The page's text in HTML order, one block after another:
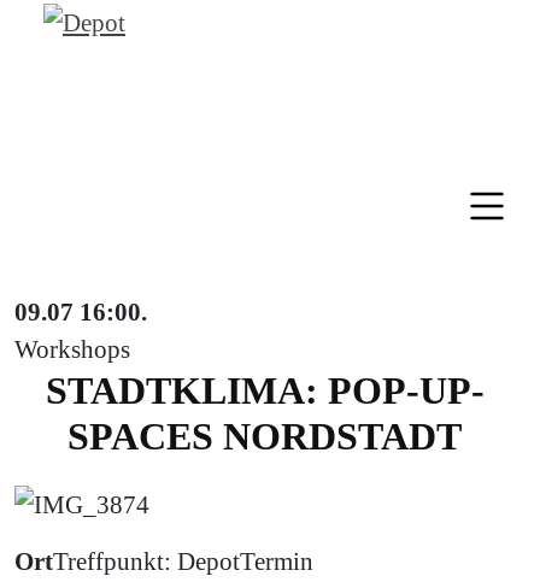
09.07 16:00.
Workshops
STADTKLIMA: POP-UP-
SPACES NORDSTADT
OrtTreffpunkt: DepotTermin